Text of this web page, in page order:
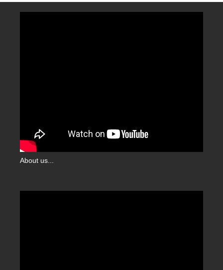
About us...